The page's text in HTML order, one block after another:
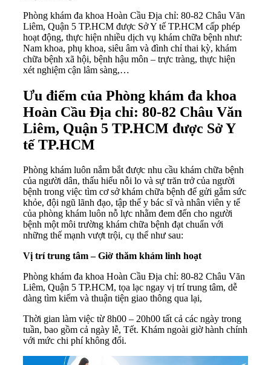
Phòng khám đa khoa Hoàn Cầu Địa chỉ: 80-82 Châu Văn
Liêm, Quận 5 TP.HCM được Sở Y tế TP.HCM cấp phép
hoạt động, thực hiện nhiều dịch vụ khám chữa bệnh như:
Nam khoa, phụ khoa, siêu âm và đình chỉ thai kỳ, khám
chữa bệnh xã hội, bệnh hậu môn – trực tràng, thực hiện
xét nghiệm cận lâm sàng,…
Ưu điểm của Phòng khám đa khoa
Hoàn Cầu Địa chỉ: 80-82 Châu Văn
Liêm, Quận 5 TP.HCM được Sở Y
tế TP.HCM
Phòng khám luôn nắm bắt được nhu cầu khám chữa bệnh
của người dân, thấu hiểu nỗi lo và sự trăn trở của người
bệnh trong việc tìm cơ sở khám chữa bệnh để gửi gắm sức
khỏe, đội ngũ lãnh đạo, tập thể y bác sĩ và nhân viên y tế
của phòng khám luôn nỗ lực nhằm đem đến cho người
bệnh một môi trường khám chữa bệnh đạt chuẩn với
những thế mạnh vượt trội, cụ thể như sau:
Vị trí trung tâm – Giờ thăm khám linh hoạt
Phòng khám đa khoa Hoàn Cầu Địa chỉ: 80-82 Châu Văn
Liêm, Quận 5 TP.HCM, tọa lạc ngay vị trí trung tâm, dễ
dàng tìm kiếm và thuận tiện giao thông qua lại,
Thời gian làm việc từ 8h00 – 20h00 tất cả các ngày trong
tuần, bao gồm cả ngày lễ, Tết. Khám ngoài giờ hành chính
với mức chi phí không đổi.